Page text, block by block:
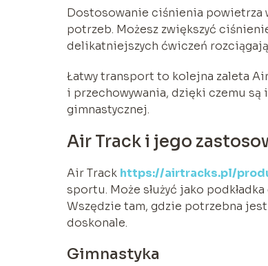
Dostosowanie ciśnienia powietrza
potrzeb. Możesz zwiększyć
delikatniejszych ćwiczeń
Łatwy transport to kolejna zaleta
i przechowywania, dzięki czemu
gimnastycznej.
Air Track i jego
Air Track https://airtracks.pl/
sportu. Może służyć jako
Wszędzie tam, gdzie potrzebna
doskonale.
Gimnastyka